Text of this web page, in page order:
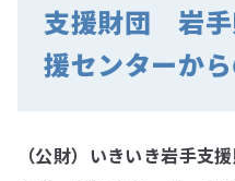
支援財団 岩手
援センターか
（公財）いきいき岩手支